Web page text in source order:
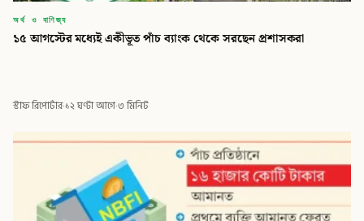
অর্থ ও বাণিজ্য
১৫ আগস্টের মধ্যেই একীভূত পাঁচ ব্যাংক থেকে সরছেন প্রশাসকরা
স্টাফ রিপোর্টার·১২ ঘণ্টা আগে·৩ মিনিট